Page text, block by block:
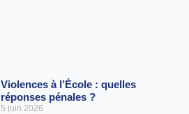
Violences à l’École : quelles
réponses pénales ?
5 juin 2026